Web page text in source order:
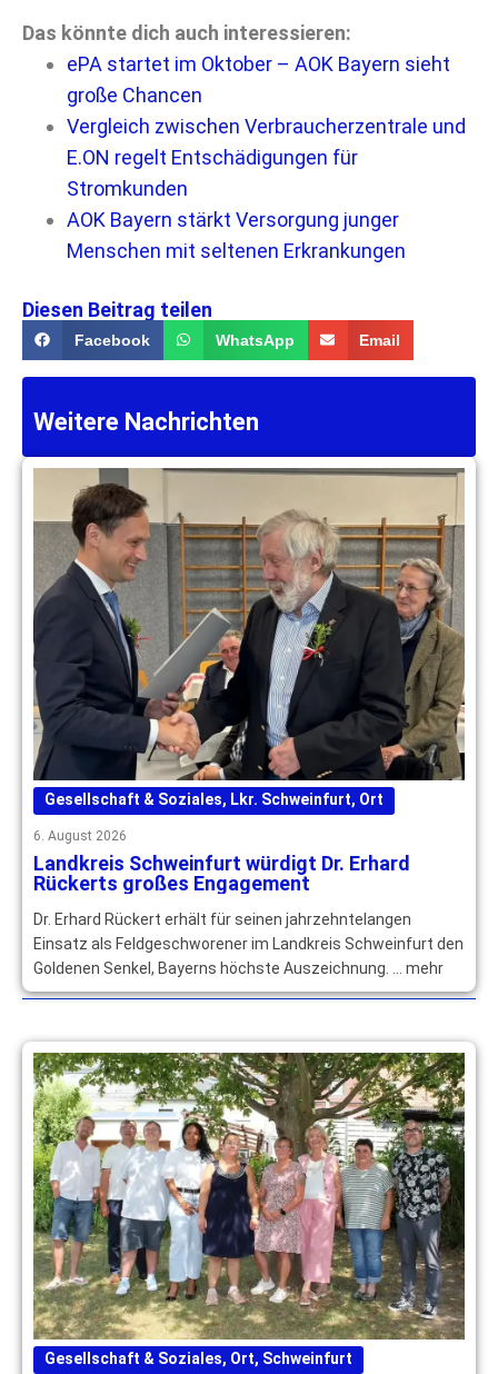
Das könnte dich auch interessieren:
ePA startet im Oktober – AOK Bayern sieht
große Chancen
Vergleich zwischen Verbraucherzentrale und
E.ON regelt Entschädigungen für
Stromkunden
AOK Bayern stärkt Versorgung junger
Menschen mit seltenen Erkrankungen
Diesen Beitrag teilen
Facebook WhatsApp Email
Weitere Nachrichten
Gesellschaft & Soziales, Lkr. Schweinfurt, Ort
6. August 2026
Landkreis Schweinfurt würdigt Dr. Erhard
Rückerts großes Engagement
Dr. Erhard Rückert erhält für seinen jahrzehntelangen
Einsatz als Feldgeschworener im Landkreis Schweinfurt den
Goldenen Senkel, Bayerns höchste Auszeichnung. … mehr
Gesellschaft & Soziales, Ort, Schweinfurt